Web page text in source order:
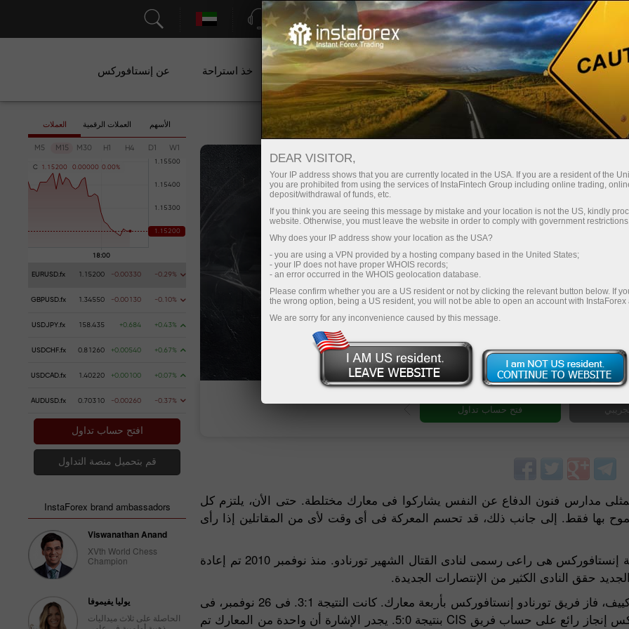
الدعم فتح الحساب الفوري منصة التداول
للمبتدئين للمستثمرين للشركاء الحملات خذ استراحة عن إنستافوركس
ممثلى مدارس فنون الدفاع عن النفس يشاركوا فى معارك مختلطة. حتى الأن، يلتزم كل
بها فقط. إلى جانب ذلك، قد تحسم المعركة فى أى وقت لأى من المقاتلين إذا رأى
دعماً لفكرة المنافسات الشريفة والعادلة،الوسيط الدولى شركة إنستافوركس هى راعى رسمى لنادى القتال الشهير تورنادو. منذ نوفمبر 2010 تم إعادة
حقق النادى الكثير من الإنتصارات الجديدة.
فى 6 نوفمبر، وفى إطار بطولة أوكرانيا M-1 والتى أقيمت فى كييف، فاز فريق تورنادو إنستافوركس بأربعة معارك. كانت النتيجة 3:1. فى 26 نوفمبر، فى
سيمفيربول فى إطار بطولة بطل القتال، حقق فريق إنستافوركس إنجاز رائع على حساب فريق CIS بنتيجة 5:0. يجدر الإشارة أن واحدة من المعارك تم
العملات العملات الرقمية الأسهم
M5 M15 M30 H1 H4 D1 W1
C 1 . 1 5200 0 .00000 0 .00%
EURUSD.fx 1.15200 -0.00330 -0.29%
GBPUSD.fx 1.34550 -0.00130 -0.10%
USDJPY.fx 158.435 +0.684 +0.43%
USDCHF.fx 0.81260 +0.00540 +0.67%
USDCAD.fx 1.40220 +0.00100 +0.07%
AUDUSD.fx 0.70310 -0.00260 -0.37%
افتح حساب تداول
قم بتحميل منصة التداول
InstaForex brand ambassadors
Viswanathan Anand
XVth World Chess
Champion
يوليا يفيموفا
الحاصلة على ثلاث ميداليات
DEAR VISITOR,
Your IP address shows that you are currently located in the USA. If you are a resident of the
you are prohibited from using the services of InstaFintech Group including online trading,
deposit/withdrawal of funds, etc.
If you think you are seeing this message by mistake and your location is not the US, kindly
website. Otherwise, you must leave the website in order to comply with government
Why does your IP address show your location as the USA?
- you are using a VPN provided by a hosting company based in the United States;
- your IP does not have proper WHOIS records;
- an error occurred in the WHOIS geolocation database.
Please confirm whether you are a US resident or not by clicking the relevant button below. If
the wrong option, being a US resident, you will not be able to open an account with InstaForex
We are sorry for any inconvenience caused by this message.